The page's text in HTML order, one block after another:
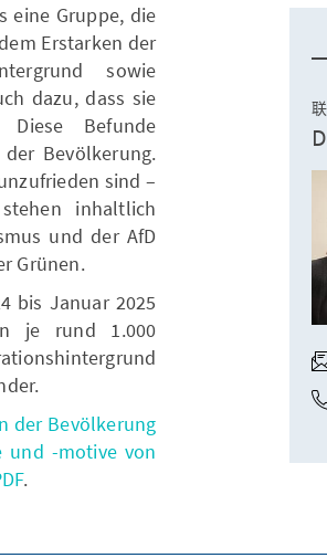
eine Gruppe, die
Erstarken der
sowie
dazu, dass sie
Befunde
Bevölkerung.
sind –
inhaltlich
und der AfD
Grünen.
bis Januar 2025
je rund 1.000
der Bevölkerung
und -motive von
.